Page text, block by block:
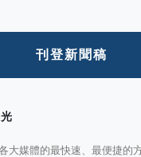
刊登新聞稿
大媒體的最快速、最便捷的